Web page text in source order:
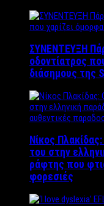
ΣΥΝΕΝΤΕΥΞΗ
οδοντίατρος
διάσημους της
Νίκος
του στην
ράφτης που
φορεσιές